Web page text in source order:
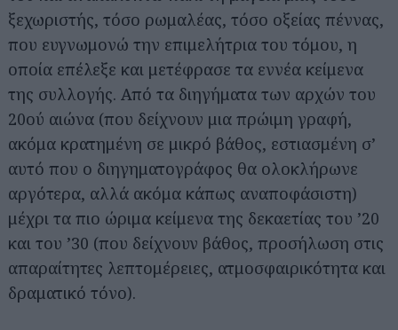
ξεχωριστής, τόσο ρωμαλέας, τόσο οξείας πέννας,
που ευγνωμονώ την επιμελήτρια του τόμου, η
οποία επέλεξε και μετέφρασε τα εννέα κείμενα
της συλλογής. Από τα διηγήματα των αρχών του
20ού αιώνα (που δείχνουν μια πρώιμη γραφή,
ακόμα κρατημένη σε μικρό βάθος, εστιασμένη σ’
αυτό που ο διηγηματογράφος θα ολοκλήρωνε
αργότερα, αλλά ακόμα κάπως αναποφάσιστη)
μέχρι τα πιο ώριμα κείμενα της δεκαετίας του ’20
και του ’30 (που δείχνουν βάθος, προσήλωση στις
απαραίτητες λεπτομέρειες, ατμοσφαιρικότητα και
δραματικό τόνο).